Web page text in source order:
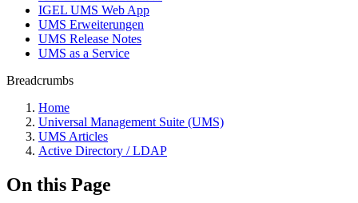
IGEL UMS Web App
UMS Erweiterungen
UMS Release Notes
UMS as a Service
Breadcrumbs
Home
Universal Management Suite (UMS)
UMS Articles
Active Directory / LDAP
On this Page